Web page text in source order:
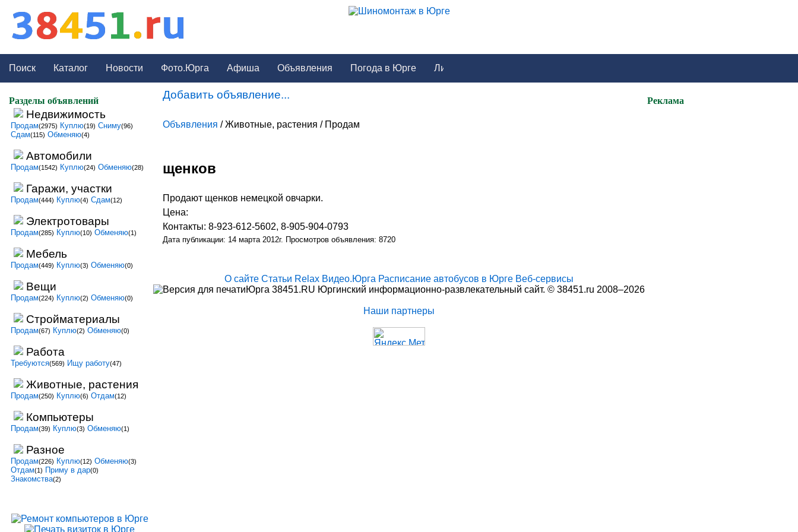
Поиск Каталог Новости Фото.Юрга Афиша Объявления Погода в Юрге
Добавить объявление...
Объявления / Животные, растения / Продам
щенков
Продают щенков немецкой овчарки.
Цена:
Контакты: 8-923-612-5602, 8-905-904-0793
Дата публикации: 14 марта 2012г. Просмотров объявления: 8720
Разделы объявлений
Недвижимость
Продам(2975) Куплю(19) Сниму(96)
Сдам(115) Обменяю(4)
Автомобили
Продам(1542) Куплю(24) Обменяю(28)
Гаражи, участки
Продам(444) Куплю(4) Сдам(12)
Электротовары
Продам(285) Куплю(10) Обменяю(1)
Мебель
Продам(449) Куплю(3) Обменяю(0)
Вещи
Продам(224) Куплю(2) Обменяю(0)
Стройматериалы
Продам(67) Куплю(2) Обменяю(0)
Работа
Требуются(569) Ищу работу(47)
Животные, растения
Продам(250) Куплю(6) Отдам(12)
Компьютеры
Продам(39) Куплю(3) Обменяю(1)
Разное
Продам(226) Куплю(12) Обменяю(3)
Отдам(1) Приму в дар(0)
Знакомства(2)
Реклама
О сайте Статьи Relax Видео.Юрга Расписание автобусов в Юрге Веб-сервисы
Юрга 38451.RU Юргинский информационно-развлекательный сайт. © 38451.ru 2008–2026
Наши партнеры